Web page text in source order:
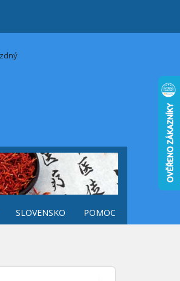
SLOVENSKO POMOC